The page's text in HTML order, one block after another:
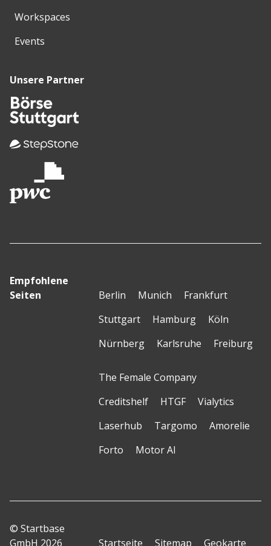
Workspaces
Events
Unsere Partner
Empfohlene
Seiten
Berlin Munich
Frankfurt
Stuttgart
Hamburg
Köln
Nürnberg
Karlsruhe Freiburg
The Female Company
Creditshelf
HTGF
Vialytics
Laserhub
Targomo
Amorelie
Forto
Motor AI
© Startbase
GmbH 2026
Startseite Sitemap Geokarte